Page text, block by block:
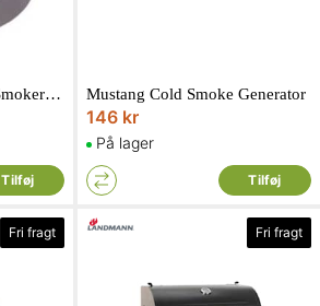
Weber kontrolknap til Smoker brænder Summit
Tilføj
Mustang Cold Smoke Generator
146 kr
På lager
Tilføj
Fri fragt Fri fragt